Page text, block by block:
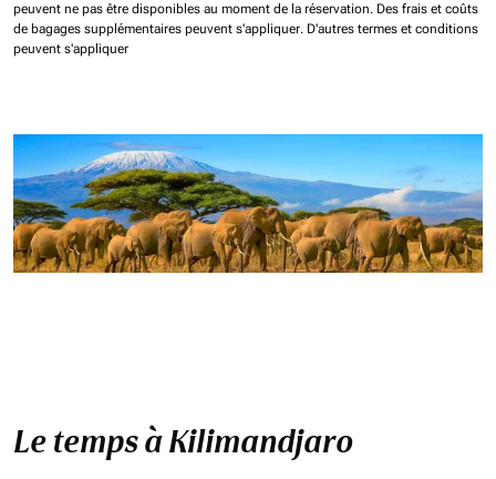
peuvent ne pas être disponibles au moment de la réservation. Des frais et coûts
de bagages supplémentaires peuvent s'appliquer. D'autres termes et conditions
peuvent s'appliquer
Le temps à Kilimandjaro